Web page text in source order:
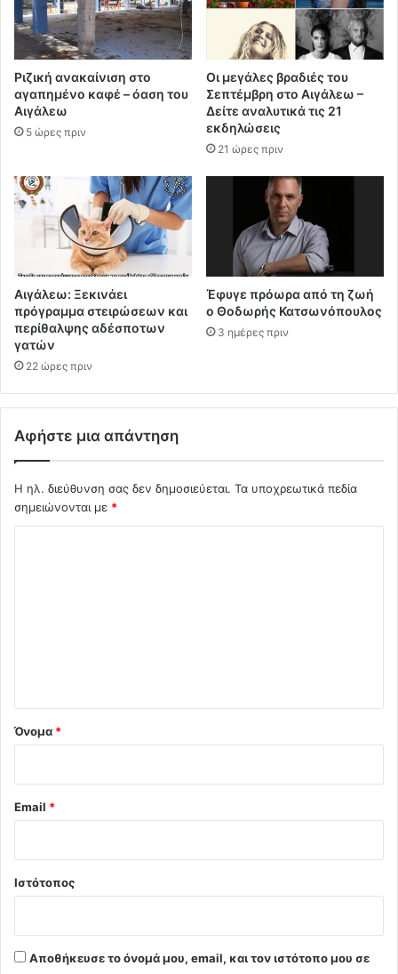
Ριζική ανακαίνιση στο
αγαπημένο καφέ – όαση του
Αιγάλεω
5 ώρες πριν
Οι μεγάλες βραδιές του
Σεπτέμβρη στο Αιγάλεω –
Δείτε αναλυτικά τις 21
εκδηλώσεις
21 ώρες πριν
Αιγάλεω: Ξεκινάει
πρόγραμμα στειρώσεων και
περίθαλψης αδέσποτων
γατών
22 ώρες πριν
Έφυγε πρόωρα από τη ζωή
ο Θοδωρής Κατσωνόπουλος
3 ημέρες πριν
Αφήστε μια απάντηση
Η ηλ. διεύθυνση σας δεν δημοσιεύεται. Τα υποχρεωτικά πεδία
σημειώνονται με *
Όνομα *
Email *
Ιστότοπος
Αποθήκευσε το όνομά μου, email, και τον ιστότοπο μου σε